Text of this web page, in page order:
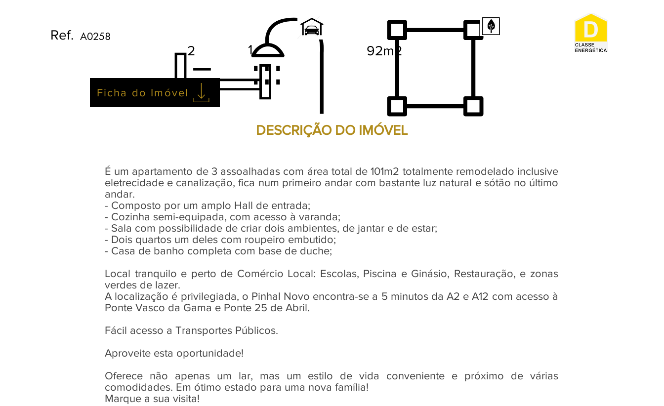
Ref. A0258
2 1 92m2
Ficha do Imóvel
DESCRIÇÃO DO IMÓVEL
É um apartamento de 3 assoalhadas com área total de 101m2 totalmente remodelado inclusive
eletrecidade e canalização, fica num primeiro andar com bastante luz natural e sótão no último
andar.
- Composto por um amplo Hall de entrada;
- Cozinha semi-equipada, com acesso à varanda;
- Sala com possibilidade de criar dois ambientes, de jantar e de estar;
- Dois quartos um deles com roupeiro embutido;
- Casa de banho completa com base de duche;
Local tranquilo e perto de Comércio Local: Escolas, Piscina e Ginásio, Restauração, e zonas
verdes de lazer.
A localização é privilegiada, o Pinhal Novo encontra-se a 5 minutos da A2 e A12 com acesso à
Ponte Vasco da Gama e Ponte 25 de Abril.
Fácil acesso a Transportes Públicos.
Aproveite esta oportunidade!
Oferece não apenas um lar, mas um estilo de vida conveniente e próximo de várias
comodidades. Em ótimo estado para uma nova família!
Marque a sua visita!